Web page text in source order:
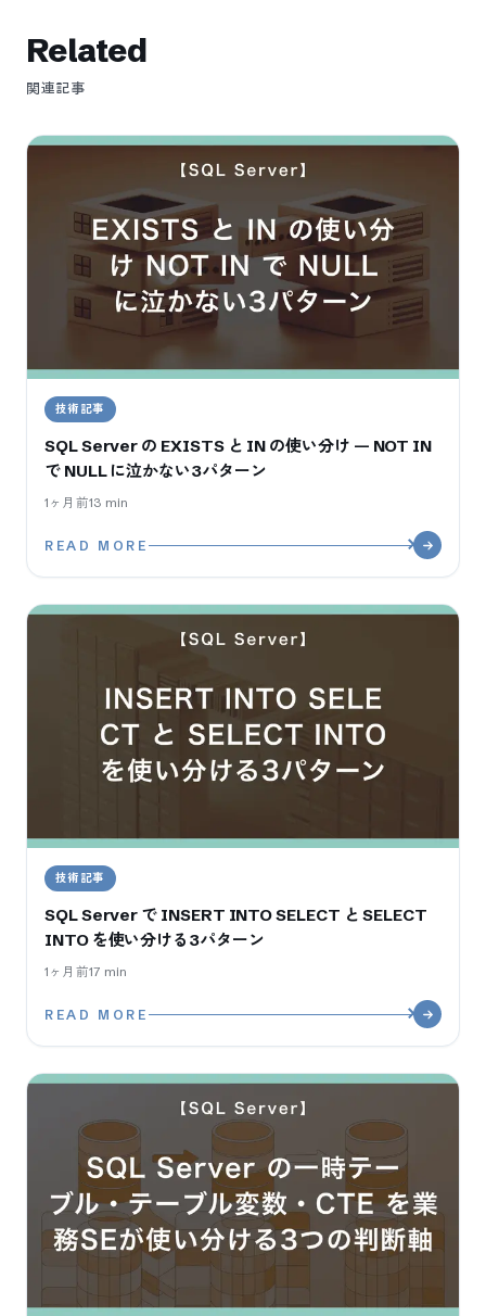
Related
関連記事
技術記事
SQL Server の EXISTS と IN の使い分け — NOT IN
で NULL に泣かない3パターン
1ヶ月前13 min
READ MORE
技術記事
SQL Server で INSERT INTO SELECT と SELECT
INTO を使い分ける3パターン
1ヶ月前17 min
READ MORE